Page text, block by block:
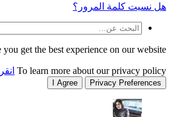
هل نسيت كلمة المرور؟
get the best experience on our website.
To learn more about our privacy policy
Privacy Preferences
I Agree